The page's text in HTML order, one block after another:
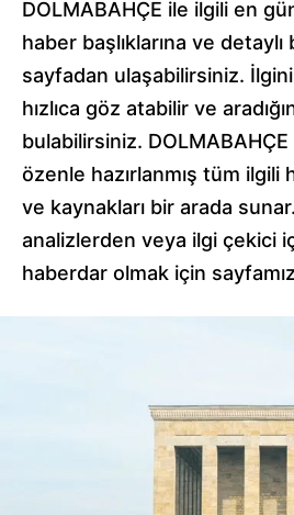
DOLMABAHÇE ile ilgili en
haber başlıklarına ve
sayfadan ulaşabilirsiniz.
hızlıca göz atabilir ve
bulabilirsiniz.
özenle hazırlanmış tüm ilgili
ve kaynakları bir arada
analizlerden veya ilgi çekici
haberdar olmak için